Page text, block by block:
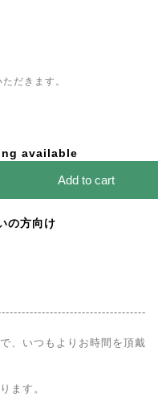
だきます。
available
Add to cart
の方向け
、いつもよりお時間を頂戴
ます。